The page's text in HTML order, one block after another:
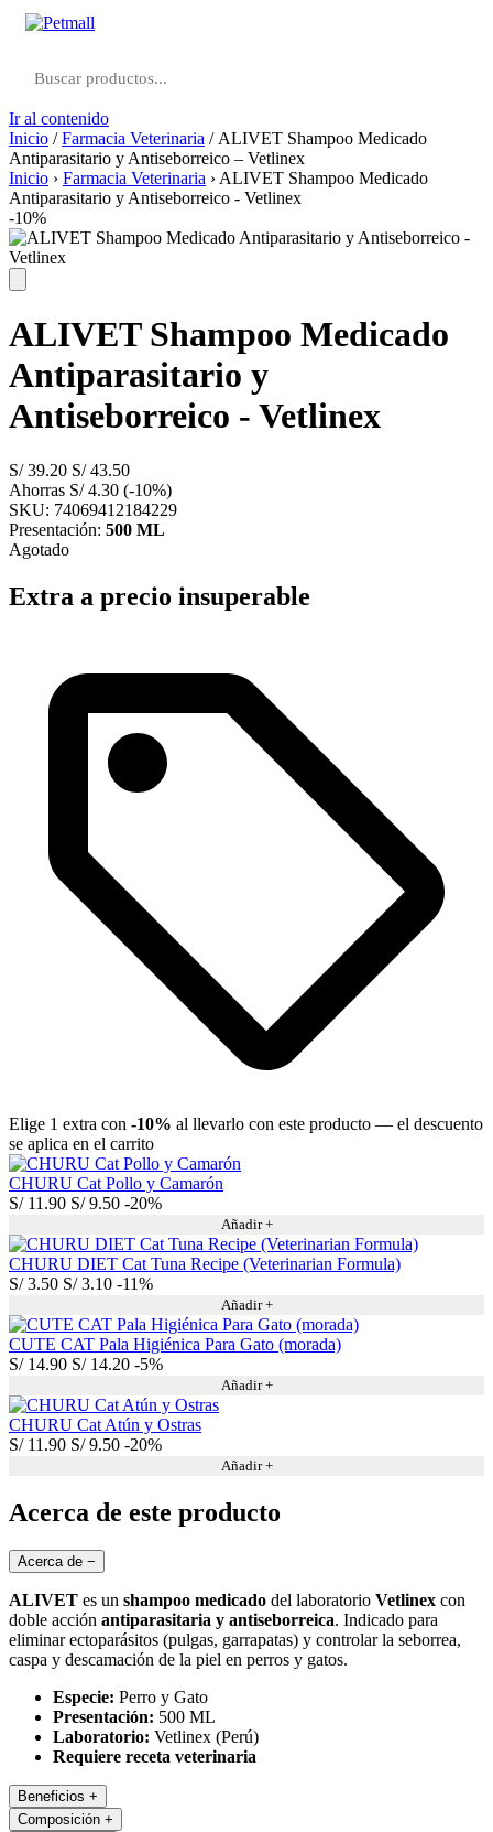
Ir al contenido
Inicio /Farmacia Veterinaria / ALIVET Shampoo Medicado
Antiparasitario y Antiseborreico – Vetlinex
Inicio › Farmacia Veterinaria › ALIVET Shampoo Medicado
Antiparasitario y Antiseborreico - Vetlinex
-10%
ALIVET Shampoo Medicado
Antiparasitario y
Antiseborreico - Vetlinex
S/39.20 S/43.50
Ahorras S/4.30 (-10%)
SKU: 74069412184229
Presentación: 500 ML
Agotado
Extra a precio insuperable
Elige 1 extra con -10% al llevarlo con este producto — el descuento
se aplica en el carrito
CHURU Cat Pollo y Camarón
S/11.90 S/9.50 -20%
Añadir +
CHURU DIET Cat Tuna Recipe (Veterinarian Formula)
S/3.50 S/3.10 -11%
Añadir +
CUTE CAT Pala Higiénica Para Gato (morada)
S/14.90 S/14.20 -5%
Añadir +
CHURU Cat Atún y Ostras
S/11.90 S/9.50 -20%
Añadir +
Acerca de este producto
Acerca de −
ALIVET es un shampoo medicado del laboratorio Vetlinex con
doble acción antiparasitaria y antiseborreica. Indicado para
eliminar ectoparásitos (pulgas, garrapatas) y controlar la seborrea,
caspa y descamación de la piel en perros y gatos.
Especie: Perro y Gato
Presentación: 500 ML
Laboratorio: Vetlinex (Perú)
Requiere receta veterinaria
Beneficios +
Composición +